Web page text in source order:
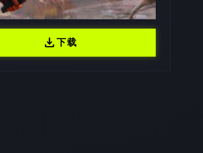
download下载